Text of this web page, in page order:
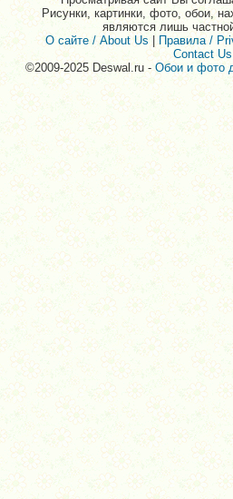
Рисунки, картинки, фото, обои,
являются лишь
О сайте / About Us
Правила /
Contact Us
©2009-2025 Deswal.ru -Обои и фото